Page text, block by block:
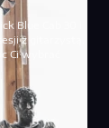
Blue Cab 30 i
z gitarzystą.
Ci wybrać